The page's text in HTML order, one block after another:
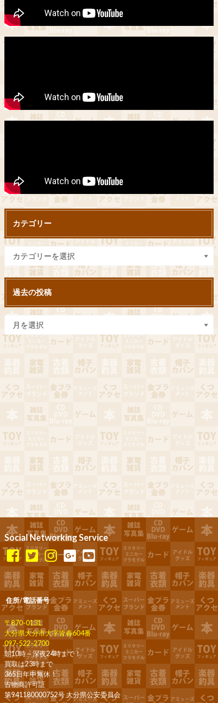
カテゴリー
過去の投稿
Social Networking Service
住所/電話番号
〒870-0131
大分県大分市大字皆春604番
097-522-2700
朝10時～深夜24時まで！
買取は23時まで
365日年中無休！
古物商許可証
第941180000752号 大分県公安委員会